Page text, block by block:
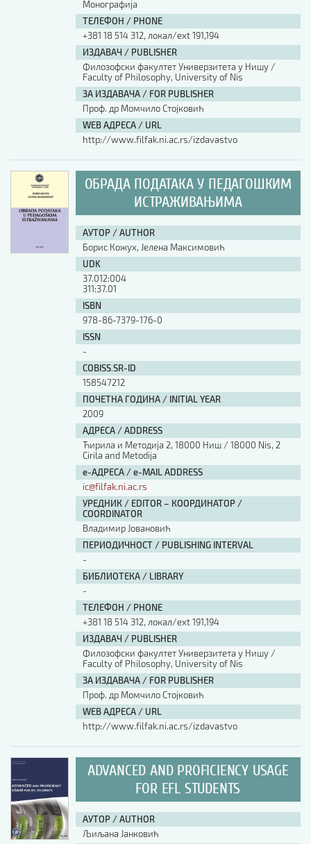
Монографија
ТЕЛЕФОН / PHONE
+381 18 514 312, локал/ext 191,194
ИЗДАВАЧ / PUBLISHER
Филозофски факултет Универзитета у Нишу /
Faculty of Philosophy, University of Nis
ЗА ИЗДАВАЧА / FOR PUBLISHER
Проф. др Момчило Стојковић
WEB АДРЕСА / URL
http://www.filfak.ni.ac.rs/izdavastvo
ОБРАДА ПОДАТАКА У ПЕДАГОШКИМ
ИСТРАЖИВАЊИМА
АУТОР / AUTHOR
Борис Кожух, Јелена Максимовић
UDK
37.012:004
311:37.01
ISBN
978-86-7379-176-0
ISSN
-
COBISS.SR-ID
158547212
ПОЧЕТНА ГОДИНА / INITIAL YEAR
2009
АДРЕСА / ADDRESS
Ћирила и Методија 2, 18000 Ниш / 18000 Nis, 2
Cirila and Metodija
е-АДРЕСА / e-MAIL ADDRESS
ic@filfak.ni.ac.rs
УРЕДНИК / EDITOR – КООРДИНАТОР /
COORDINATOR
Владимир Јовановић
ПЕРИОДИЧНОСТ / PUBLISHING INTERVAL
-
БИБЛИОТЕКА / LIBRARY
-
ТЕЛЕФОН / PHONE
+381 18 514 312, локал/ext 191,194
ИЗДАВАЧ / PUBLISHER
Филозофски факултет Универзитета у Нишу /
Faculty of Philosophy, University of Nis
ЗА ИЗДАВАЧА / FOR PUBLISHER
Проф. др Момчило Стојковић
WEB АДРЕСА / URL
http://www.filfak.ni.ac.rs/izdavastvo
ADVANCED AND PROFICIENCY USAGE
FOR EFL STUDENTS
АУТОР / AUTHOR
Љиљана Јанковић